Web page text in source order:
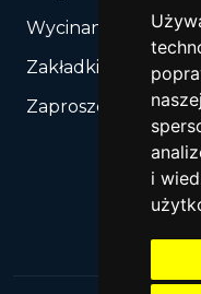
i
Wycinanie,
Zakładki do książek
Zaproszenia